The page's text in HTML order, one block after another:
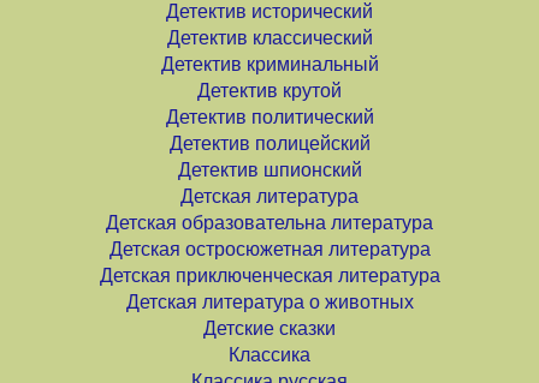
Детектив исторический
Детектив классический
Детектив криминальный
Детектив крутой
Детектив политический
Детектив полицейский
Детектив шпионский
Детская литература
Детская образовательна литература
Детская остросюжетная литература
Детская приключенческая литература
Детская литература о животных
Детские сказки
Классика